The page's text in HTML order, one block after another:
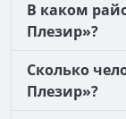
В каком
Плезир»?
Сколько
Плезир»?